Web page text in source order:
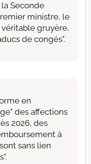
Seconde
ministre, le
gruyère,
de congés".
en
des affections
2026, des
à
sans lien